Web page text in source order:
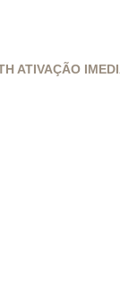
ATIVAÇÃO